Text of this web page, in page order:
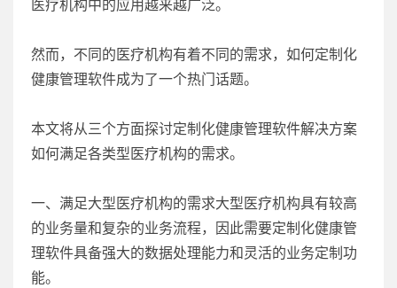
医疗机构中的应用越来越广泛。
然而，不同的医疗机构有着不同的需求，如何定制化
健康管理软件成为了一个热门话题。
本文将从三个方面探讨定制化健康管理软件解决方案
如何满足各类型医疗机构的需求。
一、满足大型医疗机构的需求大型医疗机构具有较高
的业务量和复杂的业务流程，因此需要定制化健康管
理软件具备强大的数据处理能力和灵活的业务定制功
能。